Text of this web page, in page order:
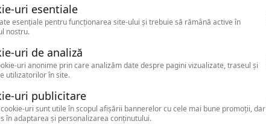
: au fost găsite 0 orase
uri esentiale
esențiale pentru funcționarea site-ului și trebuie să rămână active în
nostru.
uri de analiză
uri anonime prin care analizăm date despre pagini vizualizate, traseul și
utilizatorilor în site.
uri publicitare
uri sunt utile în scopul afișării bannerelor cu cele mai bune promoții, dar
în adaptarea și personalizarea conținutului.